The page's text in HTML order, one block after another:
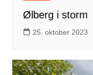
Ølberg i storm
25. oktober 2023